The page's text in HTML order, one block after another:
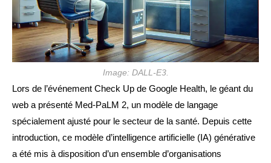
Image: DALL-E3.
Lors de l’événement Check Up de Google Health, le géant du
web a présenté Med-PaLM 2, un modèle de langage
spécialement ajusté pour le secteur de la santé. Depuis cette
introduction, ce modèle d’intelligence artificielle (IA) générative
a été mis à disposition d’un ensemble d’organisations